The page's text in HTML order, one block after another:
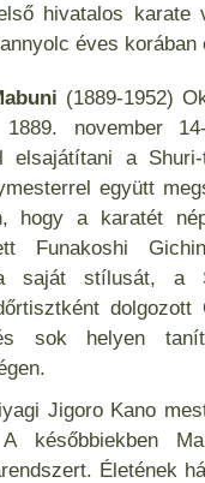
hivatalos karate
éves korában
(1889-1952)
november
elsajátítani a
együtt
hogy a karatét
Funakoshi
saját stílusát, a
dolgozott
sok helyen
Jigoro Kano
későbbiekben
Életének